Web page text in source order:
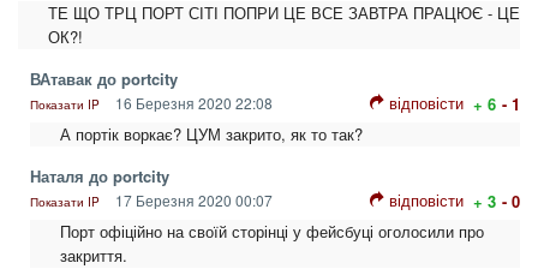
ТЕ ЩО ТРЦ ПОРТ СІТІ ПОПРИ ЦЕ ВСЕ ЗАВТРА ПРАЦЮЄ - ЦЕ
ОК?!
ВАтавак до portcity
Показати IP 16 Березня 2020 22:08 відповісти + 6 - 1
А портік воркає? ЦУМ закрито, як то так?
Наталя до portcity
Показати IP 17 Березня 2020 00:07 відповісти + 3 - 0
Порт офіційно на своїй сторінці у фейсбуці оголосили про
закриття.